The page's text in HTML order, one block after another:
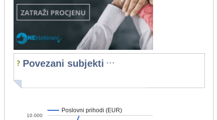
Povezani subjekti ...
Poslovni prihodi (EUR)
10.000